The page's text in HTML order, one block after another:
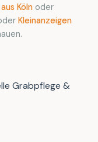
Kölnoder
Kleinanzeigen
Grabpflege &